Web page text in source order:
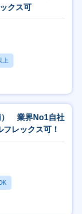
クス可
上
） 業界No1自社
レックス可！